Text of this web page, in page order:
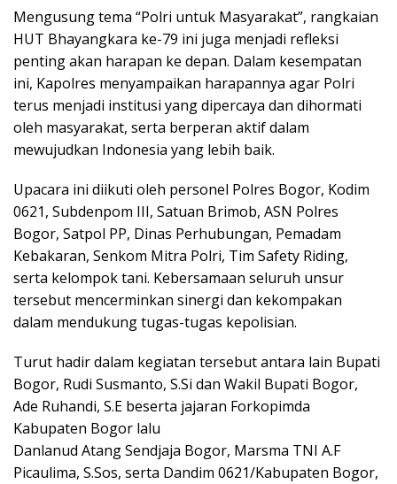
Mengusung tema “Polri untuk Masyarakat”, rangkaian
HUT Bhayangkara ke-79 ini juga menjadi refleksi
penting akan harapan ke depan. Dalam kesempatan
ini, Kapolres menyampaikan harapannya agar Polri
terus menjadi institusi yang dipercaya dan dihormati
oleh masyarakat, serta berperan aktif dalam
mewujudkan Indonesia yang lebih baik.
Upacara ini diikuti oleh personel Polres Bogor, Kodim
0621, Subdenpom III, Satuan Brimob, ASN Polres
Bogor, Satpol PP, Dinas Perhubungan, Pemadam
Kebakaran, Senkom Mitra Polri, Tim Safety Riding,
serta kelompok tani. Kebersamaan seluruh unsur
tersebut mencerminkan sinergi dan kekompakan
dalam mendukung tugas-tugas kepolisian.
Turut hadir dalam kegiatan tersebut antara lain Bupati
Bogor, Rudi Susmanto, S.Si dan Wakil Bupati Bogor,
Ade Ruhandi, S.E beserta jajaran Forkopimda
Kabupaten Bogor lalu
Danlanud Atang Sendjaja Bogor, Marsma TNI A.F
Picaulima, S.Sos, serta Dandim 0621/Kabupaten Bogor,